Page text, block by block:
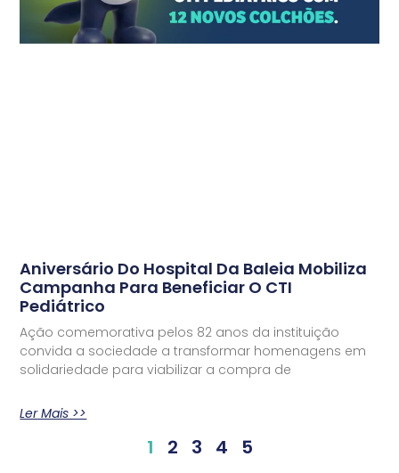
Aniversário Do Hospital Da Baleia Mobiliza
Campanha Para Beneficiar O CTI
Pediátrico
Ação comemorativa pelos 82 anos da instituição
convida a sociedade a transformar homenagens em
solidariedade para viabilizar a compra de
Ler Mais >>
1 2 3 4 5